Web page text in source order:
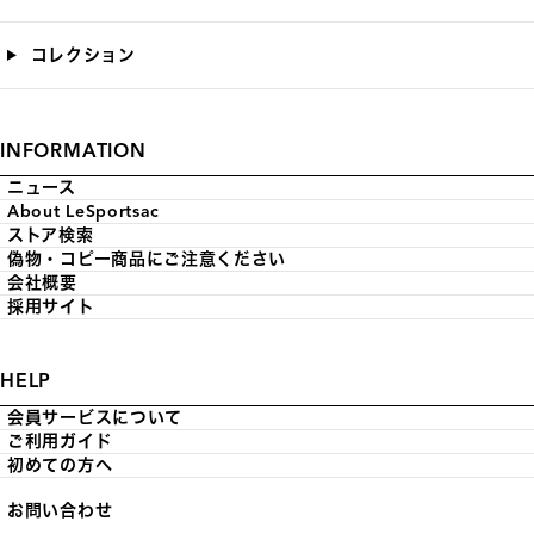
コレクション
INFORMATION
ニュース
About LeSportsac
ストア検索
偽物・コピー商品にご注意ください
会社概要
採用サイト
HELP
会員サービスについて
ご利用ガイド
初めての方へ
お問い合わせ